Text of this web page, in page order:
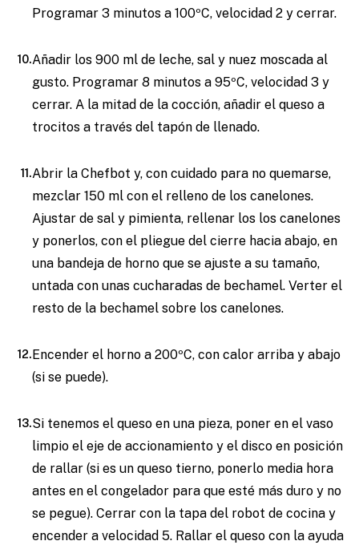
Programar 3 minutos a 100ºC, velocidad 2 y cerrar.
Añadir los 900 ml de leche, sal y nuez moscada al
gusto. Programar 8 minutos a 95ºC, velocidad 3 y
cerrar. A la mitad de la cocción, añadir el queso a
trocitos a través del tapón de llenado.
Abrir la Chefbot y, con cuidado para no quemarse,
mezclar 150 ml con el relleno de los canelones.
Ajustar de sal y pimienta, rellenar los los canelones
y ponerlos, con el pliegue del cierre hacia abajo, en
una bandeja de horno que se ajuste a su tamaño,
untada con unas cucharadas de bechamel. Verter el
resto de la bechamel sobre los canelones.
Encender el horno a 200ºC, con calor arriba y abajo
(si se puede).
Si tenemos el queso en una pieza, poner en el vaso
limpio el eje de accionamiento y el disco en posición
de rallar (si es un queso tierno, ponerlo media hora
antes en el congelador para que esté más duro y no
se pegue). Cerrar con la tapa del robot de cocina y
encender a velocidad 5. Rallar el queso con la ayuda